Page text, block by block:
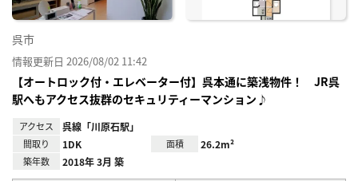
呉市
情報更新日 2026/08/02 11:42
【オートロック付・エレベーター付】呉本通に築浅物件！ JR呉
駅へもアクセス抜群のセキュリティーマンション♪
アクセス 呉線「川原石駅」
間取り 1DK 面積 26.2m²
築年数 2018年 3月 築